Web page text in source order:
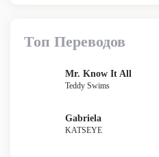
Топ Переводов
Mr. Know It All
Teddy Swims
Gabriela
KATSEYE